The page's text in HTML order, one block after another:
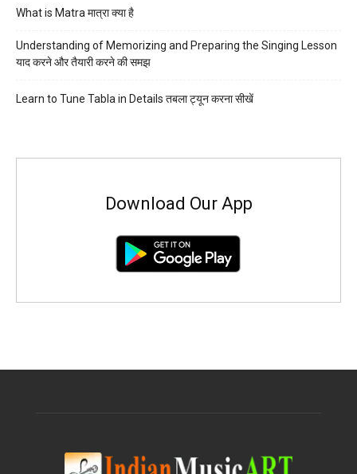
What is Matra मात्रा क्या है
Understanding of Memorizing and Preparing the Singing Lesson
याद करने और तैयारी करने की समझ
Learn to Tune Tabla in Details तबला ट्यून करना सीखें
Download Our App